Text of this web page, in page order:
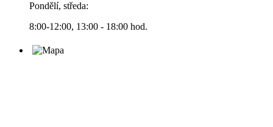
Pondělí, středa:
8:00-12:00, 13:00 - 18:00 hod.